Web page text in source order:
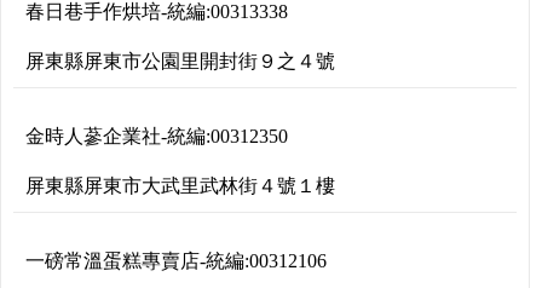
春日巷手作烘培-統編:00313338
屏東縣屏東市公園里開封街９之４號
金時人蔘企業社-統編:00312350
屏東縣屏東市大武里武林街４號１樓
一磅常溫蛋糕專賣店-統編:00312106